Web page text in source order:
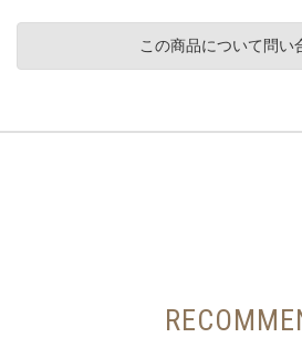
この商品について問い